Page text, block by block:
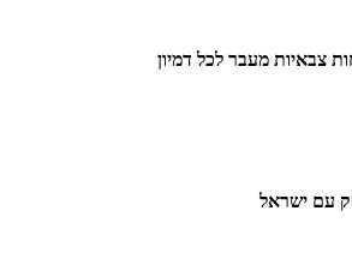
צבאיות מעבר לכל דמיון
עם ישראל